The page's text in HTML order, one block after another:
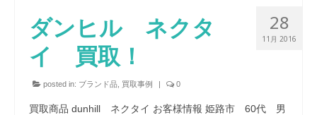
28
11月 2016
ダンヒル ネクタ
イ 買取！
posted in: ブランド品 買取事例 | 0
買取商品 dunhill ネクタイ お客様情報 姫路市 60代 男